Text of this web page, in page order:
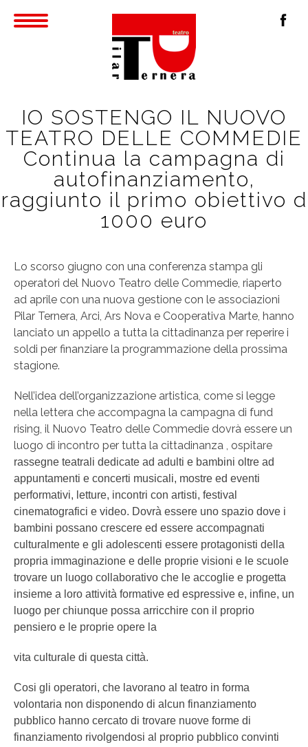
IO SOSTENGO IL NUOVO
TEATRO DELLE COMMEDIE
Continua la campagna di
autofinanziamento,
raggiunto il primo obiettivo d
1000 euro
Lo scorso giugno con una conferenza stampa gli
operatori del Nuovo Teatro delle Commedie, riaperto
ad aprile con una nuova gestione con le associazioni
Pilar Ternera, Arci, Ars Nova e Cooperativa Marte, hanno
lanciato un appello a tutta la cittadinanza per reperire i
soldi per finanziare la programmazione della prossima
stagione.
Nell’idea dell’organizzazione artistica, come si legge
nella lettera che accompagna la campagna di fund
rising, il Nuovo Teatro delle Commedie dovrà essere un
luogo di incontro per tutta la cittadinanza , ospitare
rassegne teatrali dedicate ad adulti e bambini oltre ad
appuntamenti e concerti musicali, mostre ed eventi
performativi, letture, incontri con artisti, festival
cinematografici e video. Dovrà essere uno spazio dove i
bambini possano crescere ed essere accompagnati
culturalmente e gli adolescenti essere protagonisti della
propria immaginazione e delle proprie visioni e le scuole
trovare un luogo collaborativo che le accoglie e progetta
insieme a loro attività formative ed espressive e, infine, un
luogo per chiunque possa arricchire con il proprio
pensiero e le proprie opere la
vita culturale di questa città.
Cosi gli operatori, che lavorano al teatro in forma
volontaria non disponendo di alcun finanziamento
pubblico hanno cercato di trovare nuove forme di
finanziamento rivolgendosi al proprio pubblico convinti